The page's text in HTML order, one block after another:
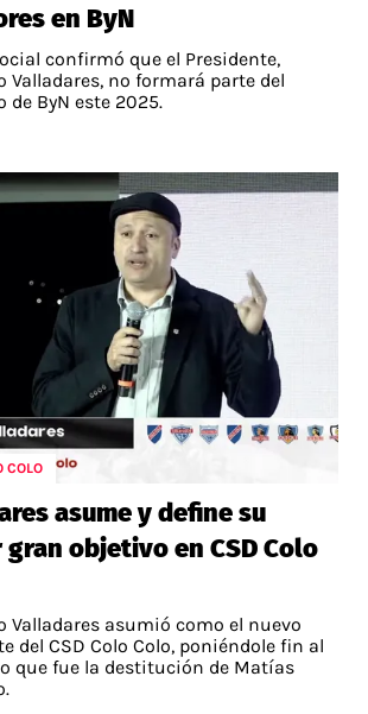
en ByN
confirmó que el Presidente,
Valladares, no formará parte del
de ByN este 2025.
COLO
asume y define su
objetivo en CSD Colo
Valladares asumió como el nuevo
del CSD Colo Colo, poniéndole fin al
que fue la destitución de Matías